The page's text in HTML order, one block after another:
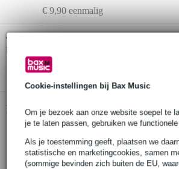
Cookie-instellingen bij Bax Music
Om je bezoek aan onze website soepel te
je te laten passen, gebruiken we
Als je toestemming geeft, plaatsen we
statistische en marketingcookies, samen
(sommige bevinden zich buiten de EU,
€ 9,90 eenmalig
Twijfel je of de
bij je past? Doe de check.
Productinformatie
Electro-Voice microfoon
serie: ND
model: ND68